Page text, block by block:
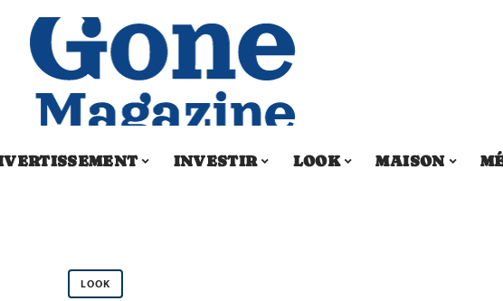
INVESTIR LOOK MAISON
LOOK